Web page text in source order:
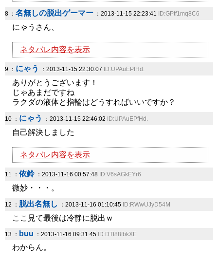
8 ： 名無しの脱出ゲーマー ：2013-11-15 22:23:41 ID:GPtf1mq8C6
にゃうさん、
ネタバレ内容を表示
9 ： にゃう ：2013-11-15 22:30:07 ID:UPAuEPfHd.
ありがとうございます！
じゃあまだですね
ラクダの液体と指輪はどうすればいいですか？
10 ： にゃう ：2013-11-15 22:46:02 ID:UPAuEPfHd.
自己解決しました
ネタバレ内容を表示
11 ： 依鈴：2013-11-16 00:57:48 ID:V6sAGkEYr6
微妙・・・。
12 ： 脱出名無し ：2013-11-16 01:10:45 ID:RWwUJyD54M
ここ見て最後は冷静に脱出ｗ
13 ： buu ：2013-11-16 09:31:45 ID:DTt88fbkXE
わからん。